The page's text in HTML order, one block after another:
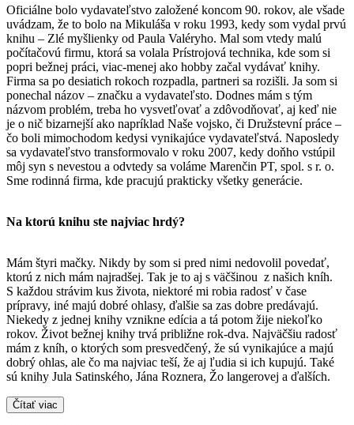
Oficiálne bolo vydavateľstvo založené koncom 90. rokov, ale všade
uvádzam, že to bolo na Mikuláša v roku 1993, kedy som vydal prvú
knihu – Zlé myšlienky od Paula Valéryho. Mal som vtedy malú
počítačovú firmu, ktorá sa volala Prístrojová technika, kde som si
popri bežnej práci, viac-menej ako hobby začal vydávať knihy.
Firma sa po desiatich rokoch rozpadla, partneri sa rozišli. Ja som si
ponechal názov – značku a vydavateľsto. Dodnes mám s tým
názvom problém, treba ho vysvetľovať a zdôvodňovať, aj keď nie
je o nič bizarnejší ako napríklad Naše vojsko, či Družstevní práce –
čo boli mimochodom kedysi vynikajúce vydavateľstvá. Naposledy
sa vydavateľstvo transformovalo v roku 2007, kedy doňho vstúpil
môj syn s nevestou a odvtedy sa voláme Marenčin PT, spol. s r. o.
Sme rodinná firma, kde pracujú prakticky všetky generácie.
Na ktorú knihu ste najviac hrdý?
Mám štyri mačky. Nikdy by som si pred nimi nedovolil povedať,
ktorú z nich mám najradšej. Tak je to aj s väčšinou z našich kníh.
S každou strávim kus života, niektoré mi robia radosť v čase
prípravy, iné majú dobré ohlasy, ďalšie sa zas dobre predávajú.
Niekedy z jednej knihy vznikne edícia a tá potom žije niekoľko
rokov. Život bežnej knihy trvá približne rok-dva. Najväčšiu radosť
mám z kníh, o ktorých som presvedčený, že sú vynikajúce a majú
dobrý ohlas, ale čo ma najviac teší, že aj ľudia si ich kupujú. Také
sú knihy Jula Satinského, Jána Roznera, Žo langerovej a ďalších.
Čítať viac